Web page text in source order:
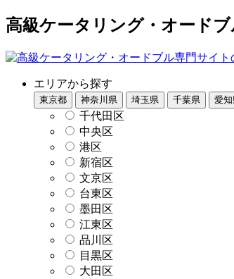
高級ケータリング・オード
エリアから探す
東京都 神奈川県 埼玉県 千葉県 愛
千代田区
中央区
港区
新宿区
文京区
台東区
墨田区
江東区
品川区
目黒区
大田区